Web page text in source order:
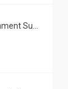
Su…